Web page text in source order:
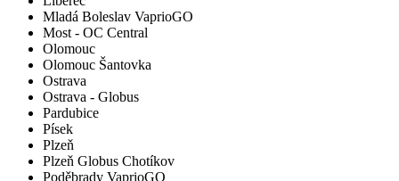
Mladá Boleslav VaprioGO
Most - OC Central
Olomouc
Olomouc Šantovka
Ostrava
Ostrava - Globus
Pardubice
Písek
Plzeň
Plzeň Globus Chotíkov
Poděbrady VaprioGO